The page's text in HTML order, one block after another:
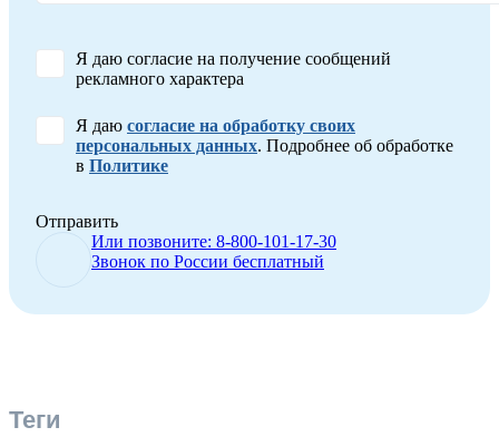
Я даю согласие на получение сообщений
рекламного характера
Я даю согласие на обработку своих
персональных данных. Подробнее об обработке
в Политике
Отправить
Или позвоните: 8-800-101-17-30
Звонок по России бесплатный
Теги